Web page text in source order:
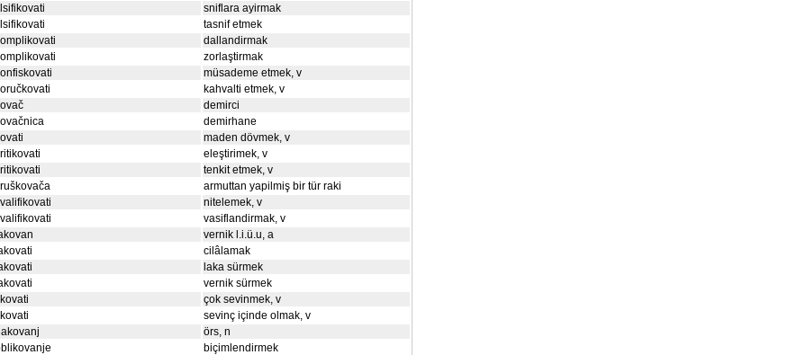
sniflara ayirmak
tasnif etmek
dallandirmak
zorlaştirmak
müsademe etmek, v
kahvalti etmek, v
demirci
demirhane
maden dövmek, v
eleştirimek, v
tenkit etmek, v
armuttan yapilmiş bir tür raki
nitelemek, v
vasiflandirmak, v
vernik l.i.ü.u, a
cilâlamak
laka sürmek
vernik sürmek
çok sevinmek, v
sevinç içinde olmak, v
örs, n
biçimlendirmek